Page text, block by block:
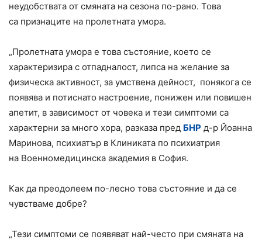
неудобствата от смяната на сезона по-рано. Това
са признаците на пролетната умора.
„Пролетната умора е това състояние, което се
характеризира с отпадналост, липса на желание за
физическа активност, за умствена дейност, понякога се
появява и потиснато настроение, понижен или повишен
апетит, в зависимост от човека и тези симптоми са
характерни за много хора, разказа пред БНР д-р Йоанна
Маринова, психиатър в Клиниката по психиатрия
на Военномедицинска академия в София.
Как да преодолеем по-лесно това състояние и да се
чувстваме добре?
„Тези симптоми се появяват най-често при смяната на